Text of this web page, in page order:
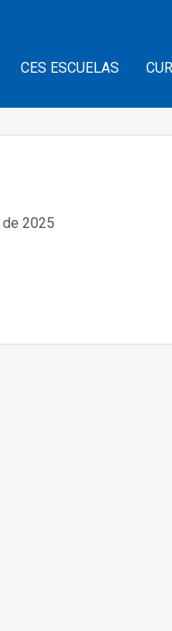
CES ESCUELAS
de 2025